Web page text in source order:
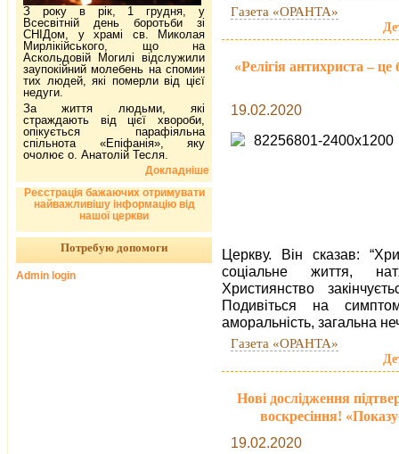
Газета «ОРАНТА»
«Релігія антихриста –
19.02.2020
Церкву. Він сказав:
соціальне життя,
Християнство
Подивіться на
аморальність, загальна
Газета «ОРАНТА»
Нові дослідження
воскресіння!
19.02.2020
З року в рік, 1 грудня, у
Всесвітній день боротьби зі
СНІДом, у храмі св. Миколая
Мирлікійського, що на
Аскольдовій Могилі відслужили
заупокійний молебень на спомин
тих людей, які померли від цієї
недуги.
За життя людьми, які
страждають від цієї хвороби,
опікується парафіяльна
спільнота «Епіфанія», яку
очолює о. Анатолій Тесля.
Докладніше
Реєстрація бажаючих отримувати
найважливішу інформацію від
нашої церкви
Потребую допомоги
Admin login